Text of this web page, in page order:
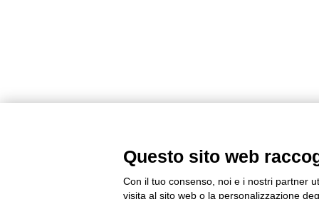
Questo sito web
Con il tuo consenso, noi e i nostri partner
visita al sito web o la personalizzazione